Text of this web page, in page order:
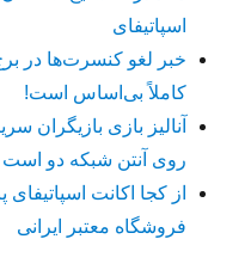
اسپاتیفای
خبر لغو کنسرت‌ها در برج
کاملاً بی‌اساس است!
آنالیز بازی بازیگران
روی آنتن شبکه دو
فروشگاه معتبر ایرانی